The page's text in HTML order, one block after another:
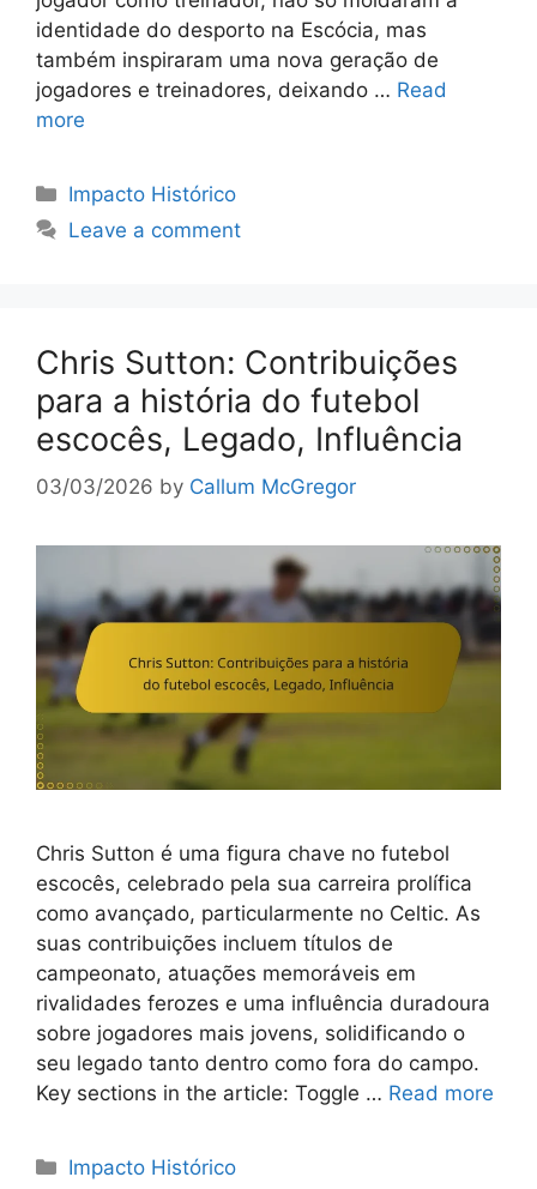
identidade do desporto na Escócia, mas
também inspiraram uma nova geração de
jogadores e treinadores, deixando … Read
more
Categories
Impacto Histórico
Leave a comment
Chris Sutton: Contribuições
para a história do futebol
escocês, Legado, Influência
03/03/2026 by Callum McGregor
Chris Sutton é uma figura chave no futebol
escocês, celebrado pela sua carreira prolífica
como avançado, particularmente no Celtic. As
suas contribuições incluem títulos de
campeonato, atuações memoráveis em
rivalidades ferozes e uma influência duradoura
sobre jogadores mais jovens, solidificando o
seu legado tanto dentro como fora do campo.
Key sections in the article: Toggle … Read more
Categories
Impacto Histórico